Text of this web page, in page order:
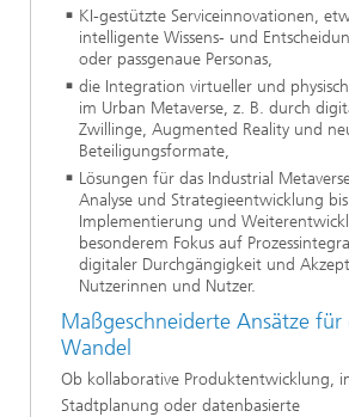
KI-gestützte Serviceinnovationen,
intelligente Wissens- und
oder passgenaue Personas,
die Integration virtueller und
im Urban Metaverse, z. B. durch
Zwillinge, Augmented Reality und
Beteiligungsformate,
Lösungen für das Industrial
Analyse und Strategieentwicklung
Implementierung und
besonderem Fokus auf
digitaler Durchgängigkeit und
Nutzerinnen und Nutzer.
Maßgeschneiderte Ansätze
Wandel
Ob kollaborative Produktentwicklung,
Stadtplanung oder datenbasierte